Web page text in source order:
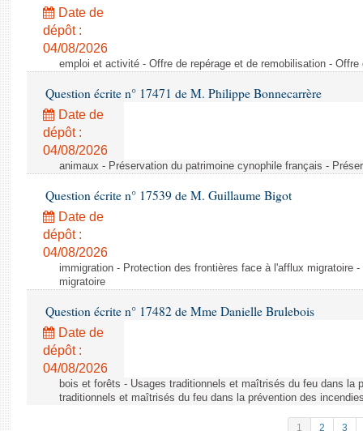
Date de
dépôt :
04/08/2026
emploi et activité - Offre de repérage et de remobilisation -
Question écrite n° 17471 de M. Philippe Bonnecarrère
Date de
dépôt :
04/08/2026
animaux - Préservation du patrimoine cynophile français -
Question écrite n° 17539 de M. Guillaume Bigot
Date de
dépôt :
04/08/2026
immigration - Protection des frontières face à l'afflux migratoire
migratoire
Question écrite n° 17482 de Mme Danielle Brulebois
Date de
dépôt :
04/08/2026
bois et forêts - Usages traditionnels et maîtrisés du feu dans la
traditionnels et maîtrisés du feu dans la prévention des
1 2 3